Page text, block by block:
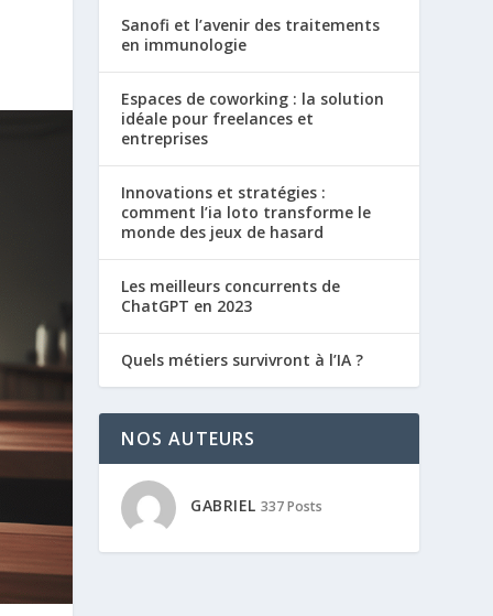
Sanofi et l’avenir des traitements
en immunologie
Espaces de coworking : la solution
idéale pour freelances et
entreprises
Innovations et stratégies :
comment l’ia loto transforme le
monde des jeux de hasard
Les meilleurs concurrents de
ChatGPT en 2023
Quels métiers survivront à l’IA ?
NOS AUTEURS
GABRIEL 337 Posts